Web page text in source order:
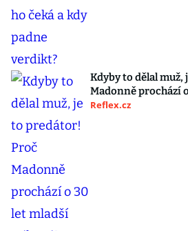
Kdyby to dělal
Madonně prochází
Reflex.cz